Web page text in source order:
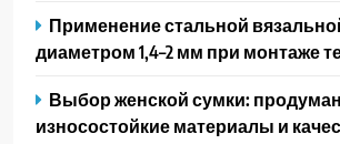
Применение стальной
диаметром 1,4–2 мм при монтаже
Выбор женской сумки:
износостойкие материалы и